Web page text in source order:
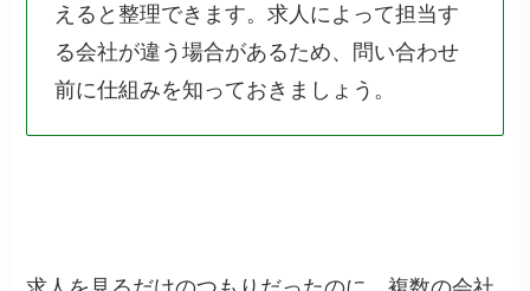
えると整理できます。求人によって担当す
る会社が違う場合があるため、問い合わせ
前に仕組みを知っておきましょう。